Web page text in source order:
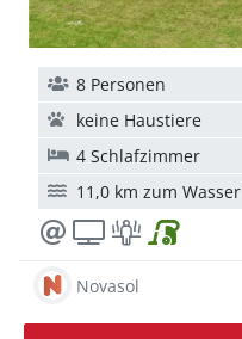
8 Personen
keine Haustiere
4 Schlafzimmer
11,0 km zum Wasser
Novasol